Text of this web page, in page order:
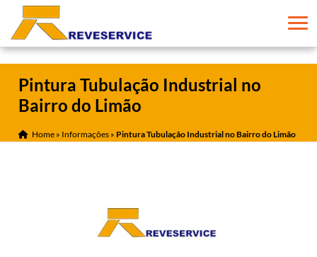
Pintura Tubulação Industrial no
Bairro do Limão
Home » Informações » Pintura Tubulação Industrial no Bairro do Limão